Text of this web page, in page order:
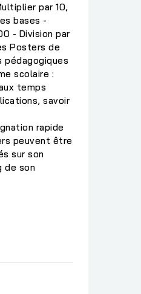
par 10,
bases -
- Division par
Posters de
scolaire :
temps
savoir
rapide
peuvent être
sur son
de son